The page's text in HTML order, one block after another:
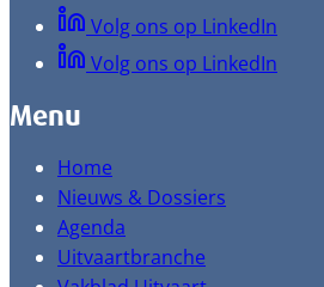
Volg ons op LinkedIn
Volg ons op LinkedIn
Menu
Home
Nieuws & Dossiers
Agenda
Uitvaartbranche